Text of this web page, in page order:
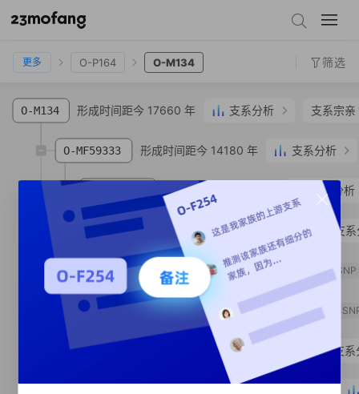
O-F175
更多 O-P164 O-M134 筛选
O-M134 形成时间距今 17660 年 支系分析 支系宗亲
O-MF59333 形成时间距今 14180 年 支系分析
形成时间距今 2240 年 支系分析
O-MF75607 形成时间距今 1340 年 支
形成时间距今 1820 年 支系
O-MV200078 形成时间距今 890 年 SNP
O-MF59701 支系宗亲 人